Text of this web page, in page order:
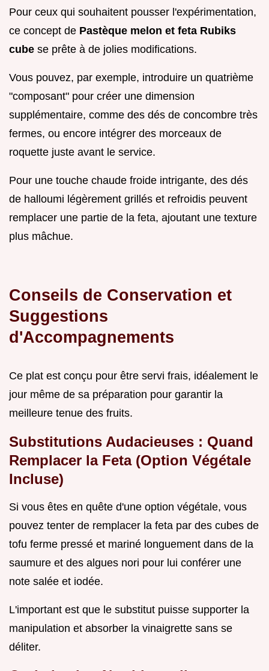
Pour ceux qui souhaitent pousser l'expérimentation,
ce concept de Pastèque melon et feta Rubiks
cube se prête à de jolies modifications.
Vous pouvez, par exemple, introduire un quatrième
"composant" pour créer une dimension
supplémentaire, comme des dés de concombre très
fermes, ou encore intégrer des morceaux de
roquette juste avant le service.
Pour une touche chaude froide intrigante, des dés
de halloumi légèrement grillés et refroidis peuvent
remplacer une partie de la feta, ajoutant une texture
plus mâchue.
Conseils de Conservation et
Suggestions
d'Accompagnements
Ce plat est conçu pour être servi frais, idéalement le
jour même de sa préparation pour garantir la
meilleure tenue des fruits.
Substitutions Audacieuses : Quand
Remplacer la Feta (Option Végétale
Incluse)
Si vous êtes en quête d'une option végétale, vous
pouvez tenter de remplacer la feta par des cubes de
tofu ferme pressé et mariné longuement dans de la
saumure et des algues nori pour lui conférer une
note salée et iodée.
L'important est que le substitut puisse supporter la
manipulation et absorber la vinaigrette sans se
déliter.